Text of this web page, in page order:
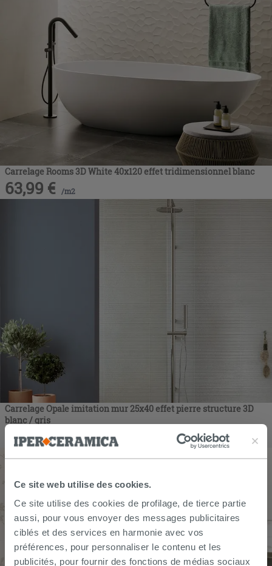
Ce site web utilise des cookies.
Ce site utilise des cookies de profilage, de tierce partie
aussi, pour vous envoyer des messages publicitaires
ciblés et des services en harmonie avec vos
préférences, pour personnaliser le contenu et les
publicités, pour fournir des fonctions de médias sociaux
Carrelage Rooms 3D White 40x120 effet tridimensionnel blanc
63,99 € /m2
Carrelage Opale imitation mur 25x40 effet pierre structure 3D
blanc / gris
18,99€ /m2